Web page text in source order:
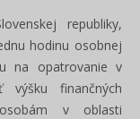
republiky,
hodinu osobnej
na opatrovanie v
finančných
v oblasti